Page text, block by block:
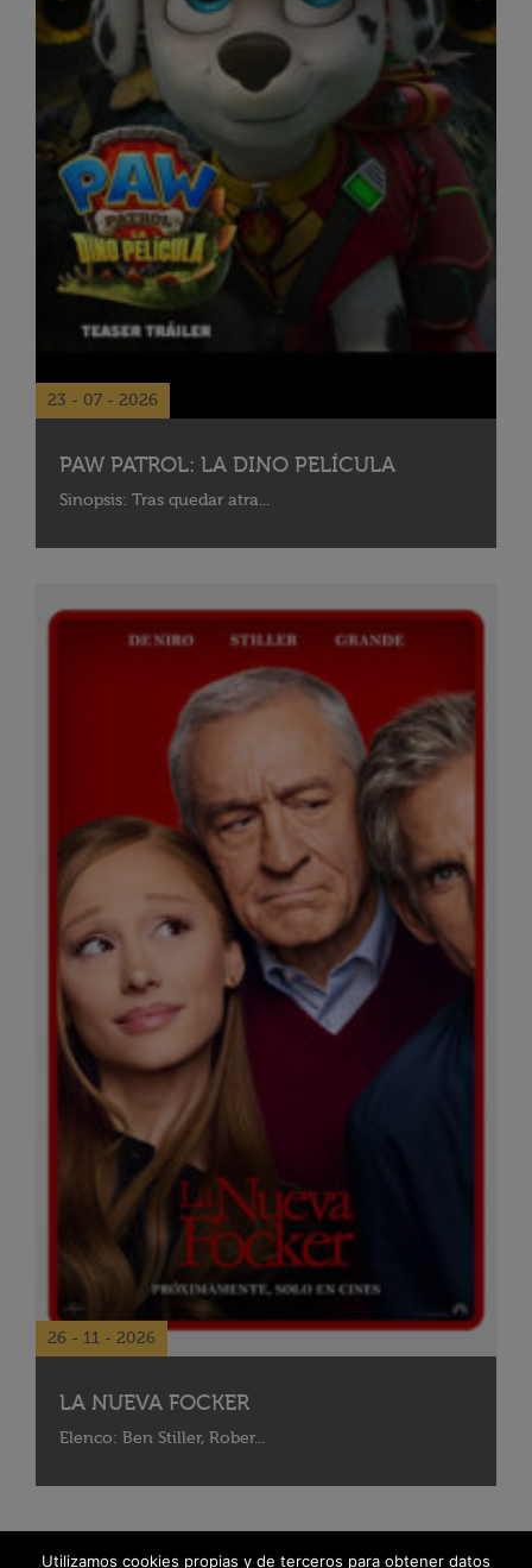
23 - 07 - 2026
PAW PATROL: LA DINO PELÍCULA
Sinopsis: Tras quedar atra...
26 - 11 - 2026
LA NUEVA FOCKER
Elenco: Ben Stiller, Rober...
Utilizamos cookies propias y de terceros para obtener datos